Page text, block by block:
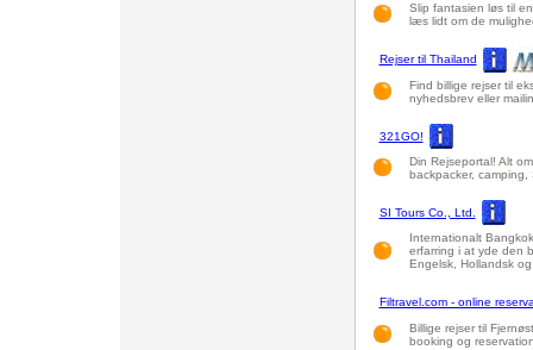
Slip fantasien løs til
læs lidt om de
Rejser til Thailand
Find billige rejser til
nyhedsbrev eller
321GO!
Din Rejseportal! Alt
backpacker,
SI Tours Co., Ltd.
Internationalt
erfarring i at yde den
Engelsk, Hollandsk
Filtravel.com - online
Billige rejser til
booking og